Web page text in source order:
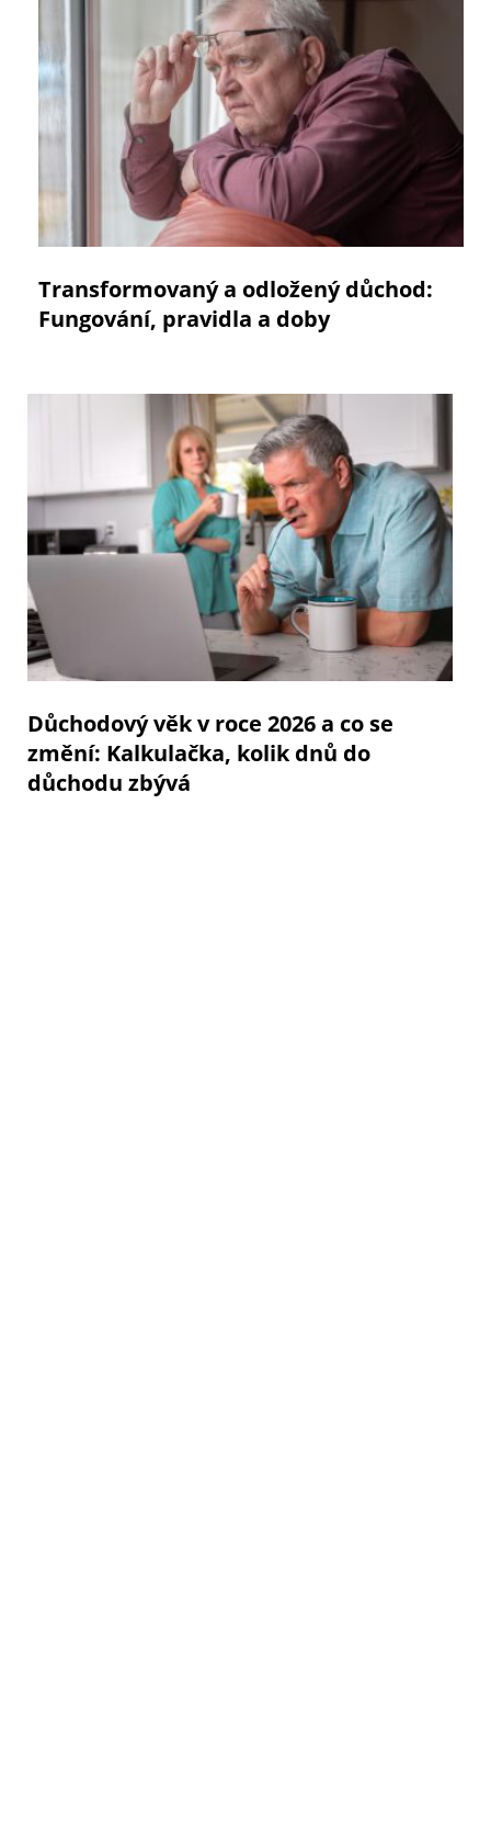
Transformovaný a odložený důchod:
Fungování, pravidla a doby
Důchodový věk v roce 2026 a co se
změní: Kalkulačka, kolik dnů do
důchodu zbývá